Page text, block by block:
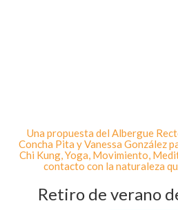
Una propuesta del Albergue
Concha Pita y Vanessa González
Chi Kung, Yoga, Movimiento,
contacto con la naturaleza
Retiro de verano